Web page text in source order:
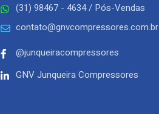
(31) 98467 - 4634 / Pós-Vendas
contato@gnvcompressores.com.br
@junqueiracompressores
GNV Junqueira Compressores